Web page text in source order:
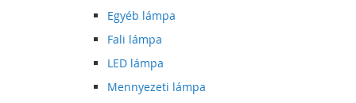
Egyéb lámpa
Fali lámpa
LED lámpa
Mennyezeti lámpa